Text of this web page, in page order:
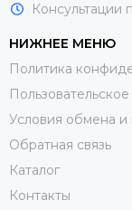
Консультации
НИЖНЕЕ МЕНЮ
Политика
Условия обмена и
Обратная связь
Каталог
Контакты